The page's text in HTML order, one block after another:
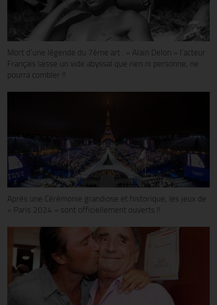
Mort d’une légende du 7ème art : « Alain Delon » l’acteur
Français laisse un vide abyssal que rien ni personne, ne
pourra combler !!
Après une Cérémonie grandiose et historique, les jeux de
« Paris 2024 » sont officiellement ouverts !!